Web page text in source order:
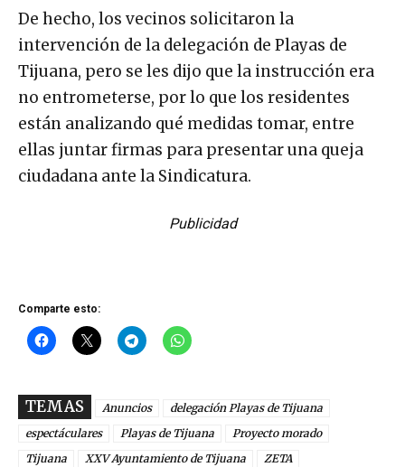
De hecho, los vecinos solicitaron la
intervención de la delegación de Playas de
Tijuana, pero se les dijo que la instrucción era
no entrometerse, por lo que los residentes
están analizando qué medidas tomar, entre
ellas juntar firmas para presentar una queja
ciudadana ante la Sindicatura.
Publicidad
Comparte esto:
TEMAS Anuncios
delegación Playas de Tijuana
espectáculares
Playas de Tijuana
Proyecto morado
Tijuana
XXV Ayuntamiento de Tijuana ZETA